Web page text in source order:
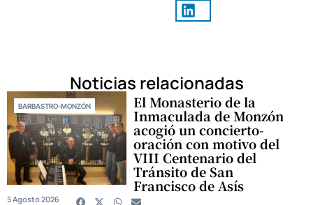
Noticias relacionadas
BARBASTRO-MONZÓN El Monasterio de la
Inmaculada de Monzón
acogió un concierto-
oración con motivo del
VIII Centenario del
Tránsito de San
Francisco de Asís
5 Agosto 2026